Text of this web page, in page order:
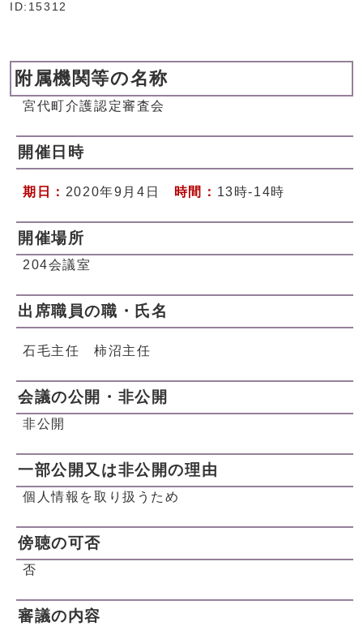
ID:15312
附属機関等の名称
宮代町介護認定審査会
開催日時
期日： 2020年9月4日 時間： 13時-14時
開催場所
204会議室
出席職員の職・氏名
石毛主任 柿沼主任
会議の公開・非公開
非公開
一部公開又は非公開の理由
個人情報を取り扱うため
傍聴の可否
否
審議の内容